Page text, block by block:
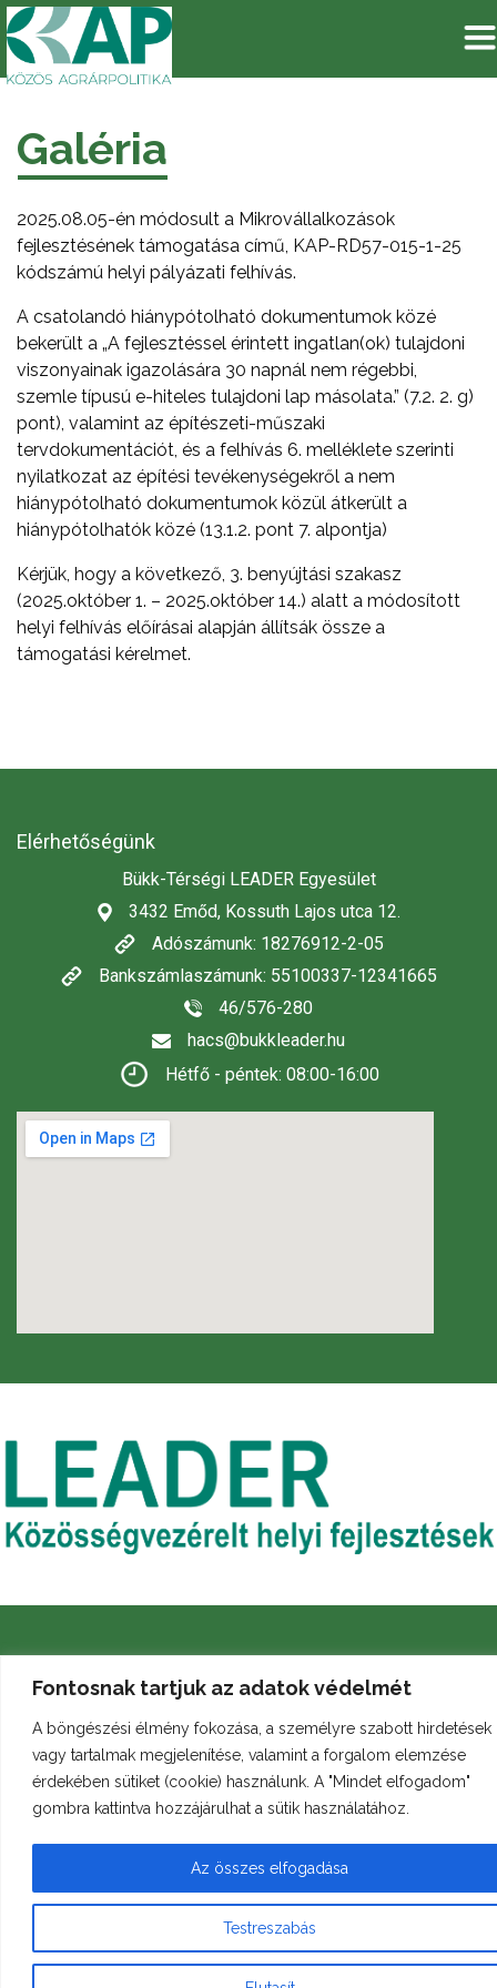
Fontosnak tartjuk az adatok védelmét
A böngészési élmény fokozása, a személyre szabott hirdetések
vagy tartalmak megjelenítése, valamint a forgalom elemzése
érdekében sütiket (cookie) használunk. A "Mindet elfogadom"
gombra kattintva hozzájárulhat a sütik használatához.
Testreszabás
Az összes elfogadása
Galéria
2025.08.05-én módosult a Mikrovállalkozások
fejlesztésének támogatása című, KAP-RD57-015-1-25
kódszámú helyi pályázati felhívás.
A csatolandó hiánypótolható dokumentumok közé
bekerült a „A fejlesztéssel érintett ingatlan(ok) tulajdoni
viszonyainak igazolására 30 napnál nem régebbi,
szemle típusú e-hiteles tulajdoni lap másolata.” (7.2. 2. g)
pont), valamint az építészeti-műszaki
tervdokumentációt, és a felhívás 6. melléklete szerinti
nyilatkozat az építési tevékenységekről a nem
hiánypótolható dokumentumok közül átkerült a
hiánypótolhatók közé (13.1.2. pont 7. alpontja)
Kérjük, hogy a következő, 3. benyújtási szakasz
(2025.október 1. – 2025.október 14.) alatt a módosított
helyi felhívás előírásai alapján állítsák össze a
támogatási kérelmet.
Elérhetőségünk
Bükk-Térségi LEADER Egyesület
3432 Emőd, Kossuth Lajos utca 12.
Adószámunk: 18276912-2-05
Bankszámlaszámunk: 55100337-12341665
46/576-280
hacs@bukkleader.hu
Hétfő - péntek: 08:00-16:00
Archívum Galéria Arculati kézikönyv